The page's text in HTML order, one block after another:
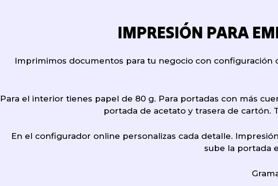
IMPRESIÓN PARA
Imprimimos documentos para tu negocio con configuración
Para el interior tienes papel de 80 g. Para portadas con más
portada de acetato y trasera de cartón.
En el configurador online personalizas cada detalle.
sube la portada